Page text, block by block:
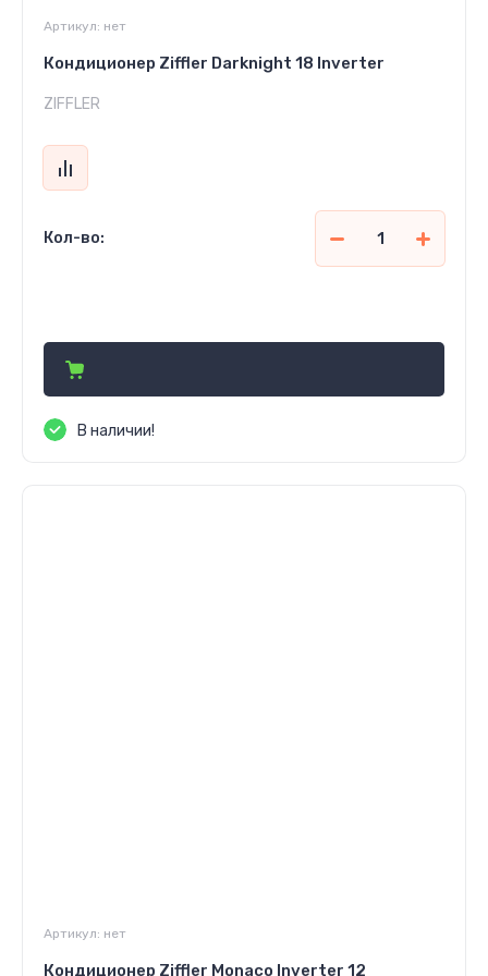
Артикул: нет
Кондиционер Ziffler Darknight 18 Inverter
ZIFFLER
Кол-во:
В наличии!
Артикул: нет
Кондиционер Ziffler Monaco Inverter 12